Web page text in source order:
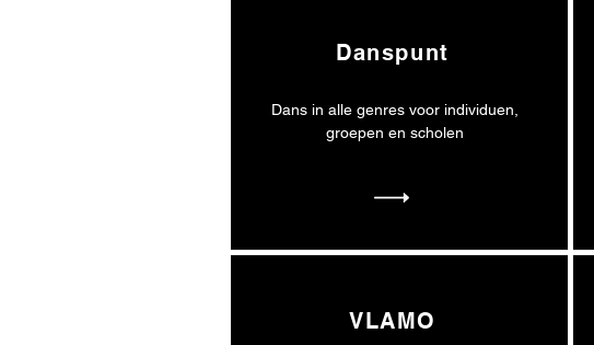
Danspunt
Dans in alle genres voor individuen,
groepen en scholen
VLAMO